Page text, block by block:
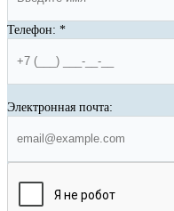
Телефон: *
Электронная почта: